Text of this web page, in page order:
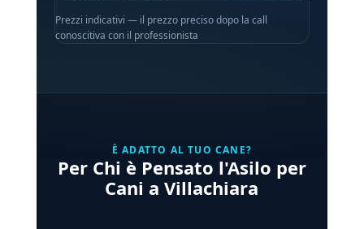
Prezzi indicativi — il prezzo preciso dopo la call
conoscitiva con il professionista
È ADATTO AL TUO CANE?
Per Chi è Pensato l'Asilo per
Cani a Villachiara